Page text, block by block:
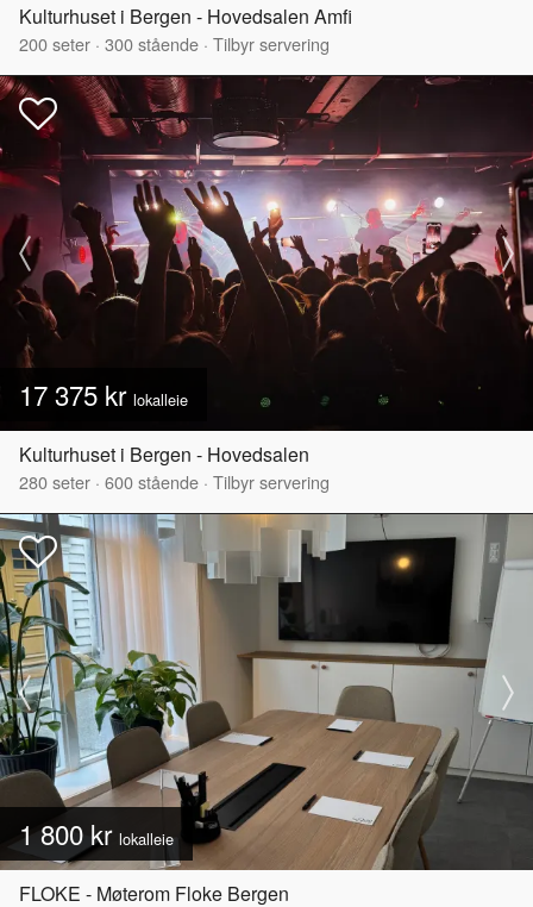
Kulturhuset i Bergen - Hovedsalen Amfi
200seter · 300stående · Tilbyr servering
17 375 kr lokalleie
Kulturhuset i Bergen - Hovedsalen
280seter · 600stående · Tilbyr servering
1 800 kr lokalleie
FLOKE - Møterom Floke Bergen